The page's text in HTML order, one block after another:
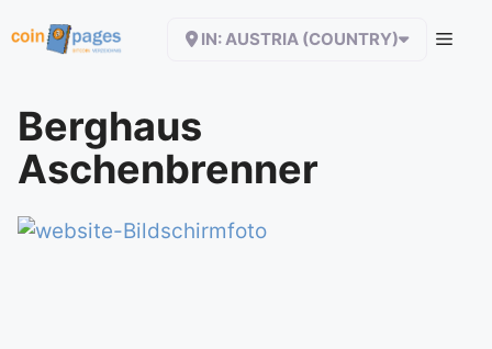
Inhalt
IN: AUSTRIA (COUNTRY)
Berghaus
Aschenbrenner